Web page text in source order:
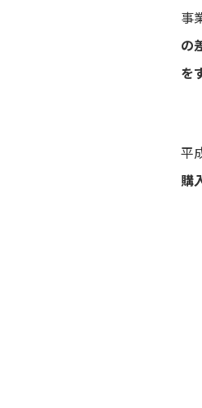
事
の
を
平
購